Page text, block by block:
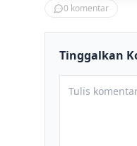
0 komentar
Tinggalkan